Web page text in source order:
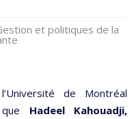
et politiques de la
de Montréal
Hadeel Kahouadji,